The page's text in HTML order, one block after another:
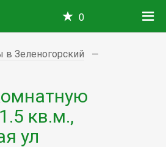
0
в Зеленогорский
кв.м.,
ул